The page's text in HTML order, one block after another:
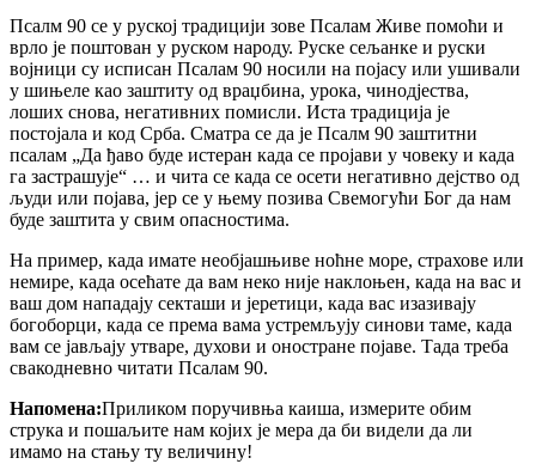
Псалм 90 се у руској традицији зове Псалам Живе помоћи и
врло је поштован у руском народу. Руске сељанке и руски
војници су исписан Псалам 90 носили на појасу или ушивали
у шињеле као заштиту од враџбина, урока, чинодјества,
лоших снова, негативних помисли. Иста традиција је
постојала и код Срба. Сматра се да је Псалм 90 заштитни
псалам „Да ђаво буде истеран када се пројави у човеку и када
га застрашује“ … и чита се када се осети негативно дејство од
људи или појава, јер се у њему позива Свемогући Бог да нам
буде заштита у свим опасностима.
На пример, када имате необјашњиве ноћне море, страхове или
немире, када осећате да вам неко није наклоњен, када на вас и
ваш дом нападају секташи и јеретици, када вас изазивају
богоборци, када се према вама устремљују синови таме, када
вам се јављају утваре, духови и оностране појаве. Тада треба
свакодневно читати Псалам 90.
Напомена:Приликом поручивња каиша, измерите обим
струка и пошаљите нам којих је мера да би видели да ли
имамо на стању ту величину!